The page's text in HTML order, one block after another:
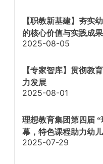
【职教新基建】夯实
的核心价值与实践成果
2025-08-05
【专家智库】贯彻教
力发展
2025-08-01
理想教育集团第四届
幕，特色课程助力幼
2025-07-29